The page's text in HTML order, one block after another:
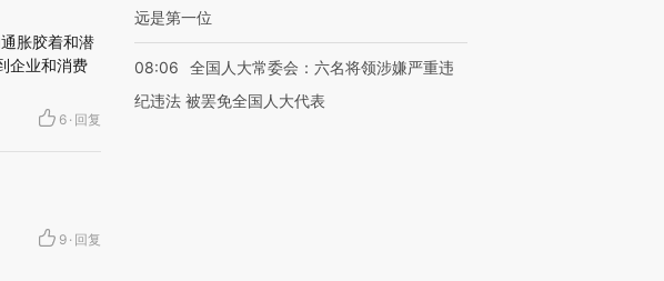
胀胶着和潜
企业和消费
6 · 回复
9 · 回复
远是第一位
08:06
全国人大常委会：六名将领涉嫌严重违
纪违法 被罢免全国人大代表